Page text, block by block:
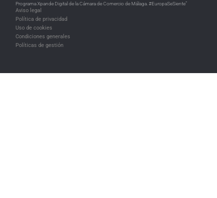
Programa Xpande Digital de la Cámara de Comercio de Málaga. #EuropaSeSiente”
Aviso legal
Política de privacidad
Uso de cookies
Condiciones generales
Políticas de gestión